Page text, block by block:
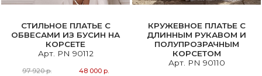
СТИЛЬНОЕ ПЛАТЬЕ С
ОБВЕСАМИ ИЗ БУСИН НА
КОРСЕТЕ
Арт. PN 90112
97 920 р. 48 000 р.
КРУЖЕВНОЕ ПЛАТЬЕ С
ДЛИННЫМ РУКАВОМ И
ПОЛУПРОЗРАЧНЫМ
КОРСЕТОМ
Арт. PN 90110